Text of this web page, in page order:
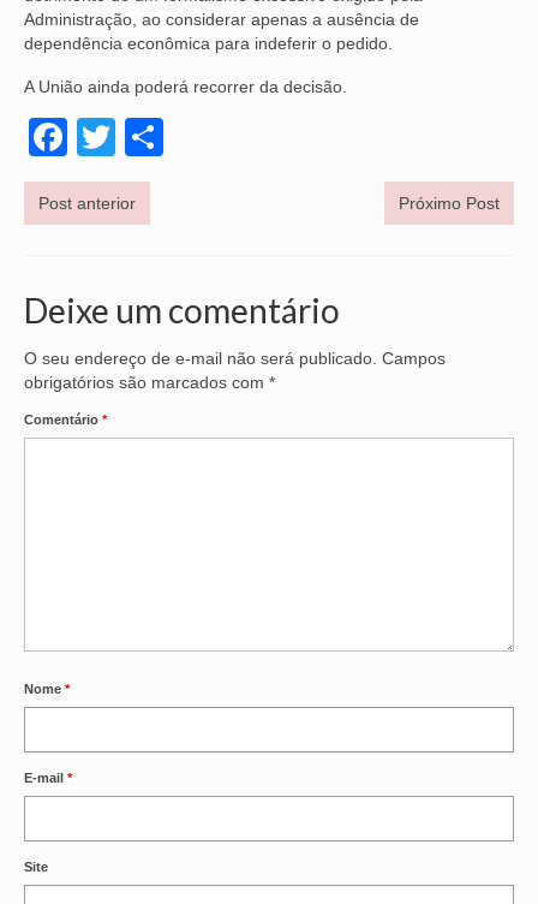
NÚCLEOS
APOSENTADOS
AGENTES DE POLÍCIA JUDICIAL
ANALISTAS JUDICIÁRIOS
ACESSIBILIDADE E INCLUSÃO
MULHERES
OFICIAIS DE JUSTIÇA
Administração, ao considerar apenas a ausência de
dependência econômica para indeferir o pedido.
A União ainda poderá recorrer da decisão.
Facebook
Twitter
Post anterior Próximo Post
Deixe um comentário
O seu endereço de e-mail não será publicado. Campos
obrigatórios são marcados com *
Comentário *
Nome *
E-mail *
Site